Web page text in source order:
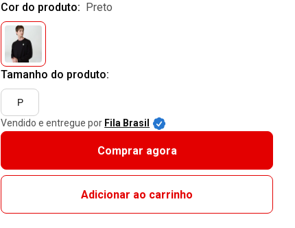
Cor do produto:
preto
Tamanho do produto:
P
Vendido e entregue por Fila Brasil
Comprar agora
Adicionar ao carrinho